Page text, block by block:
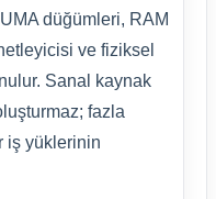
düğümleri, RAM
ve fiziksel
Sanal kaynak
fazla
iş yüklerinin